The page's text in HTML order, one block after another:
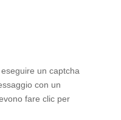
un captcha
con un
fare clic per